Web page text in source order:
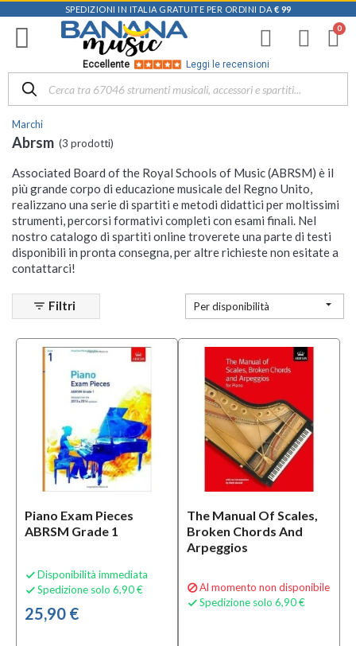
SPEDIZIONI IN ITALIA GRATUITE PER ORDINI DA € 99
Eccellente Leggi le recensioni
Marchi
Abrsm (3 prodotti)
Associated Board of the Royal Schools of Music (ABRSM) è il
più grande corpo di educazione musicale del Regno Unito,
realizzano una serie di spartiti e metodi didattici per moltissimi
strumenti, percorsi formativi completi con esami finali. Nel
nostro catalogo di spartiti online troverete una parte di testi
disponibili in pronta consegna, per altre richieste non esitate a
contattarci!
Filtra
i
risultati
Disponibile
in
Negozio
| Altavilla
Vicentina
(1)
Categoria
Libri per
Pianoforte
e Tastiere
Condizione
Prezzo
0,00 €
30,00 €
Solo
prodotti
disponibili
filter_list Filtri Per disponibilità 
Piano Exam Pieces
ABRSM Grade 1
 Disponibilità immediata
 Spedizione solo 6,90 €
25,90 €
The Manual Of Scales,
Broken Chords And
Arpeggios
Al momento non disponibile
 Spedizione solo 6,90 €